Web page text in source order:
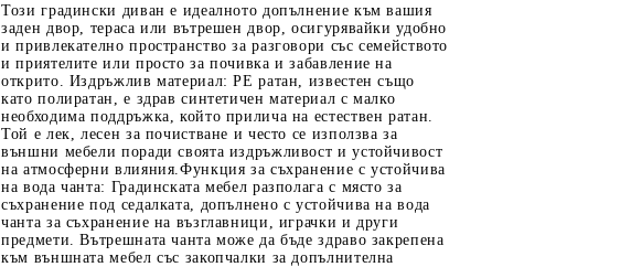
Този градински диван е идеалното допълнение към вашия
заден двор, тераса или вътрешен двор, осигурявайки удобно
и привлекателно пространство за разговори със семейството
и приятелите или просто за почивка и забавление на
открито. Издръжлив материал: PE ратан, известен също
като полиратан, е здрав синтетичен материал с малко
необходима поддръжка, който прилича на естествен ратан.
Той е лек, лесен за почистване и често се използва за
външни мебели поради своята издръжливост и устойчивост
на атмосферни влияния.Функция за съхранение с устойчива
на вода чанта: Градинската мебел разполага с място за
съхранение под седалката, допълнено с устойчива на вода
чанта за съхранение на възглавници, играчки и други
предмети. Вътрешната чанта може да бъде здраво закрепена
към външната мебел със закопчалки за допълнителна